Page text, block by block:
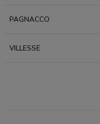
PAGNACCO
VILLESSE